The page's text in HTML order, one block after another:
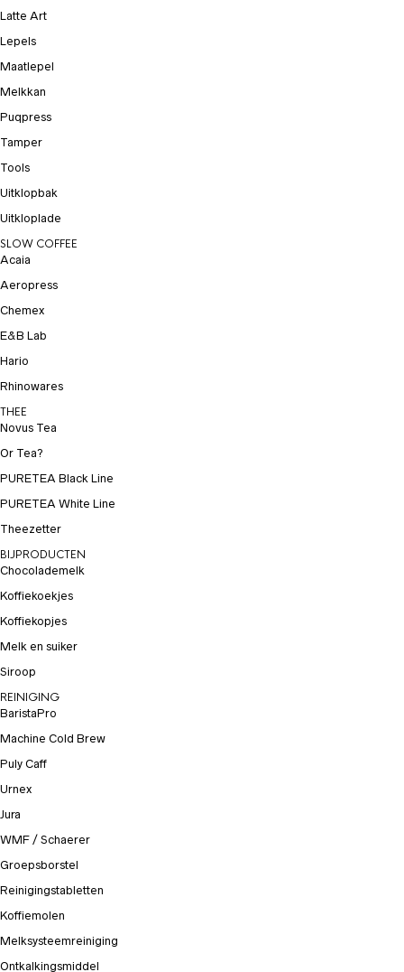
Latte Art
Lepels
Maatlepel
Melkkan
Puqpress
Tamper
Tools
Uitklopbak
Uitkloplade
SLOW COFFEE
Acaia
Aeropress
Chemex
E&B Lab
Hario
Rhinowares
THEE
Novus Tea
Or Tea?
PURETEA Black Line
PURETEA White Line
Theezetter
BIJPRODUCTEN
Chocolademelk
Koffiekoekjes
Koffiekopjes
Melk en suiker
Siroop
REINIGING
BaristaPro
Machine Cold Brew
Puly Caff
Urnex
Jura
WMF / Schaerer
Groepsborstel
Reinigingstabletten
Koffiemolen
Melksysteemreiniging
Ontkalkingsmiddel